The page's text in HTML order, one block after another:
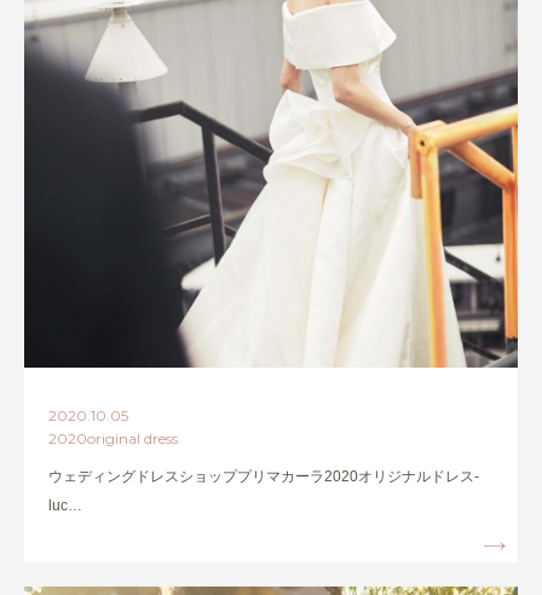
2020.10.05
2020original dress
ウェディングドレスショッププリマカーラ2020オリジナルドレス-
luc…